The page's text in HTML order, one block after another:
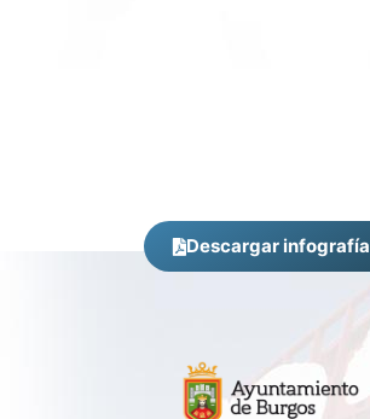
Descargar infografía